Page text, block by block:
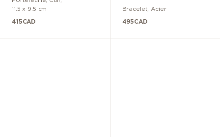
11.5 x 9.5 cm
415CAD
Avec Laque Rouge
Bracelet,Acier
495CAD